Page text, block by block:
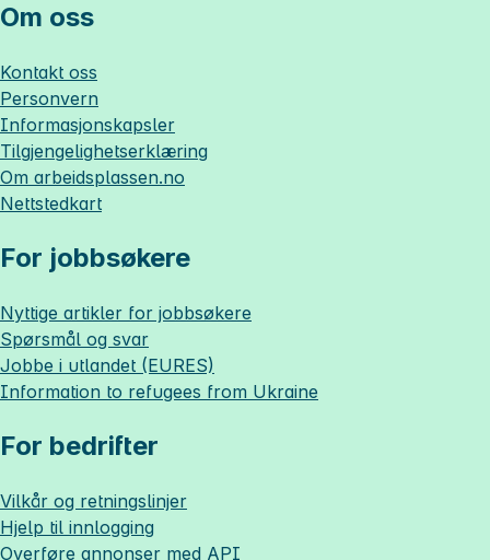
Om oss
Kontakt oss
Personvern
Informasjonskapsler
Tilgjengelighetserklæring
Om arbeidsplassen.no
Nettstedkart
For jobbsøkere
Nyttige artikler for jobbsøkere
Spørsmål og svar
Jobbe i utlandet (EURES)
Information to refugees from Ukraine
For bedrifter
Vilkår og retningslinjer
Hjelp til innlogging
Overføre annonser med API